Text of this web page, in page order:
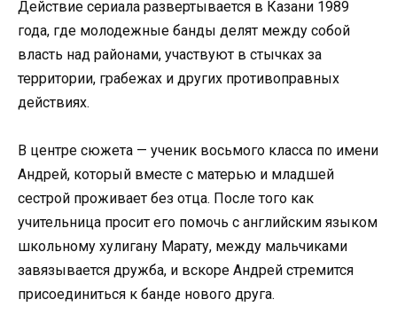
Действие сериала развертывается в Казани 1989
года, где молодежные банды делят между собой
власть над районами, участвуют в стычках за
территории, грабежах и других противоправных
действиях.
В центре сюжета — ученик восьмого класса по имени
Андрей, который вместе с матерью и младшей
сестрой проживает без отца. После того как
учительница просит его помочь с английским языком
школьному хулигану Марату, между мальчиками
завязывается дружба, и вскоре Андрей стремится
присоединиться к банде нового друга.